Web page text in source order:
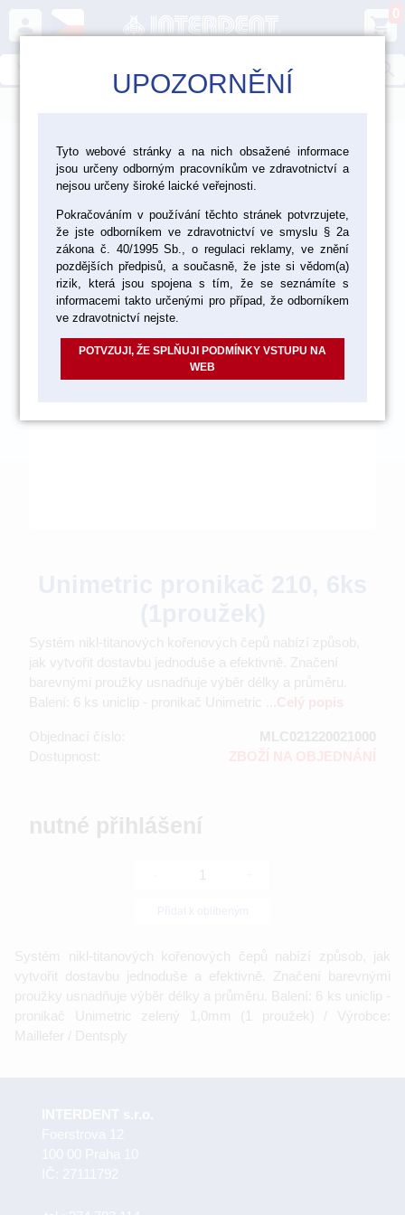
person shopping_cart
0
> Ordinace > Endodoncie >
Endodontické nástroje Maillefer - Dentsply Sirona
Systém nikl-titanových kořenových čepů nabízí způsob,
jak vytvořit dostavbu jednoduše a efektivně. Značení
barevnými proužky usnadňuje výběr délky a průměru.
Balení: 6 ks uniclip - pronikač Unimetric ...
Objednací číslo:
MLC021220021000
Dostupnost:
ZBOŽÍ NA OBJEDNÁNÍ
nutné přihlášení
Systém nikl-titanových kořenových čepů nabízí způsob, jak
vytvořit dostavbu jednoduše a efektivně. Značení barevnými
proužky usnadňuje výběr délky a průměru. Balení: 6 ks uniclip -
pronikač Unimetric zelený 1,0mm (1 proužek) / Výrobce:
Maillefer / Dentsply
UPOZORNĚNÍ
Tyto webové stránky a na nich obsažené informace
jsou určeny odborným pracovníkům ve zdravotnictví a
nejsou určeny široké laické veřejnosti.
Pokračováním v používání těchto stránek potvrzujete,
že jste odborníkem ve zdravotnictví ve smyslu § 2a
zákona č. 40/1995 Sb., o regulaci reklamy, ve znění
pozdějších předpisů, a současně, že jste si vědom(a)
rizik, která jsou spojena s tím, že se seznámíte s
informacemi takto určenými pro případ, že odborníkem
ve zdravotnictví nejste.
POTVZUJI, ŽE SPLŇUJI PODMÍNKY VSTUPU NA
WEB